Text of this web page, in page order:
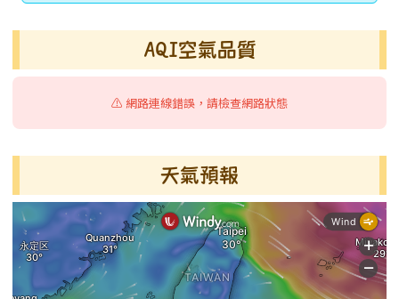
AQI空氣品質
⚠️ 網路連線錯誤，請檢查網路狀態
天氣預報